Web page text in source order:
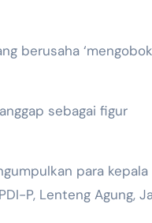
berusaha
sebagai figur
para kepala
P, Lenteng Agung,